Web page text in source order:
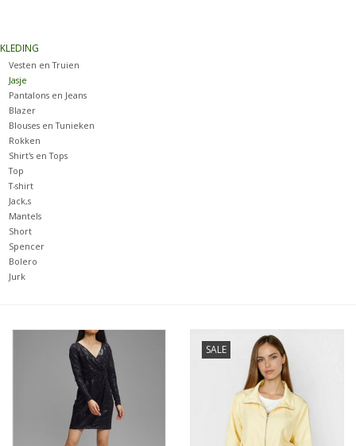
Schoenen
Merken
KLEDING
Vesten en Truien
Jasje
Pantalons en Jeans
Blazer
Blouses en Tunieken
Rokken
Shirt's en Tops
Top
T-shirt
Jack,s
Mantels
Short
Spencer
Bolero
Jurk
SALE